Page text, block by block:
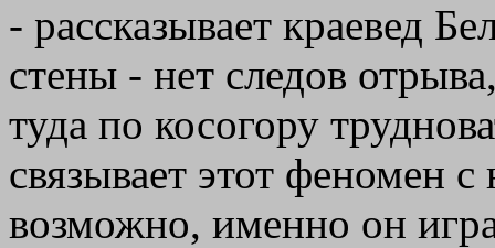
- рассказывает краевед
стены - нет следов
туда по косогору
связывает этот феномен
возможно, именно он